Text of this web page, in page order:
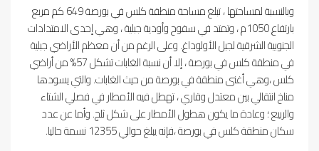
وبالنسبة لمساحتها ، تبلغ مساحة منطقة كلس في بورصة 649 كم مربع
بارتفاع 1050م ، وتمتد في سفوح وأودية جبلية ، وهي إحدى الامتدادات
الجنوبية الشرقية لجبل الأولوداغ. وعلى الرغم من أن معظم الأراضي جبلية
في منطقة كلس في بورصة ، إلا أن نسبة الغابات تشكل 57% من أراضي
كلس ،وهي أغنى منطقة في بورصة من حيث الغابات. والتي يسودها
مناخ انتقالي بين معتدل وقاري ، تهطل فيه الأمطار في فصلي الشتاء
والربيع ؛ وعادة ما يكون هطول الأمطار على شكل ثلج. وأما عن عدد
سكان منطقة كلس في بورصة ،فإنه يبلغ حوالي 12355 نسمة حاليا.